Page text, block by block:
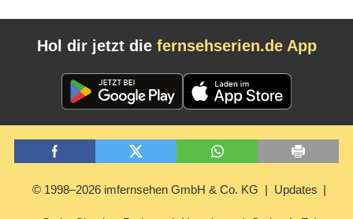
Hol dir jetzt die fernsehserien.de App
© 1998–2026 imfernsehen GmbH & Co. KG Updates